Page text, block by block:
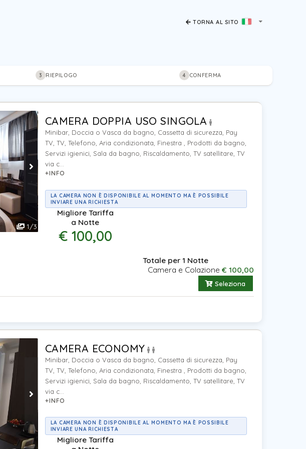
TORNA AL SITO
3 RIEPILOGO 4 CONFERMA
1/3
CAMERA DOPPIA USO SINGOLA
Minibar, Doccia o Vasca da bagno, Cassetta di sicurezza, Pay
TV, TV, Telefono, Aria condizionata, Finestra , Prodotti da bagno,
Servizi igienici, Sala da bagno, Riscaldamento, TV satellitare, TV
via c...
+INFO
LA CAMERA NON È DISPONIBILE AL MOMENTO MA È POSSIBILE
INVIARE UNA RICHIESTA
Migliore Tariffa
a Notte
€ 100,00
Totale per 1 Notte
Camera e Colazione € 100,00
Seleziona
CAMERA ECONOMY
Minibar, Doccia o Vasca da bagno, Cassetta di sicurezza, Pay
TV, TV, Telefono, Aria condizionata, Finestra , Prodotti da bagno,
Servizi igienici, Sala da bagno, Riscaldamento, TV satellitare, TV
via c...
+INFO
LA CAMERA NON È DISPONIBILE AL MOMENTO MA È POSSIBILE
INVIARE UNA RICHIESTA
Migliore Tariffa